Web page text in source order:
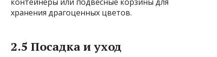
хранения драгоценных цветов.
2.5 Посадка и уход